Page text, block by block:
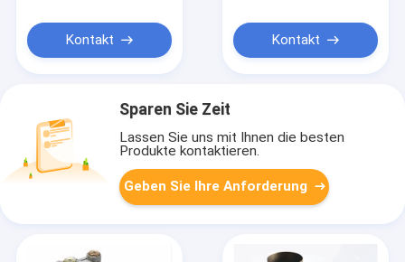
Kontakt Kontakt
Sparen Sie Zeit
Lassen Sie uns mit Ihnen die besten
Produkte kontaktieren.
Geben Sie Ihre Anforderung